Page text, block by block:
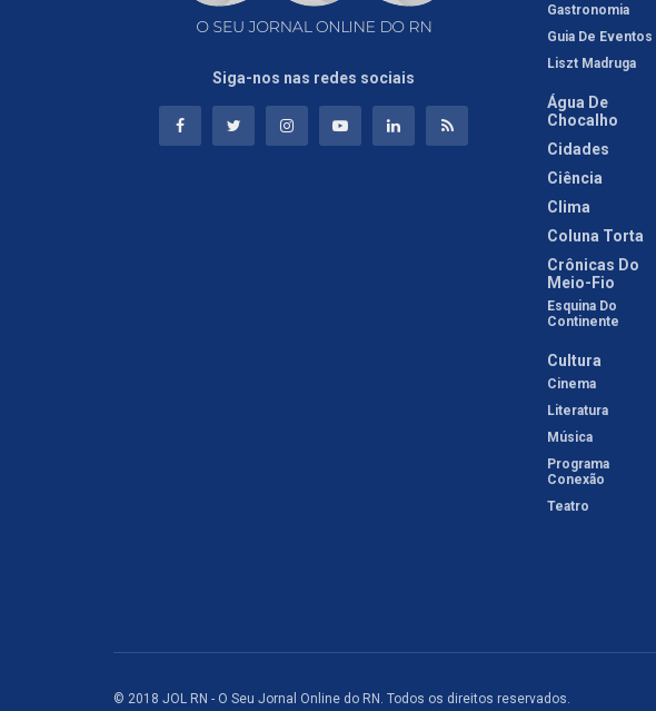
Siga-nos nas redes sociais
Gastronomia
Guia De Eventos
Liszt Madruga
Água De
Chocalho
Cidades
Ciência
Clima
Coluna Torta
Crônicas Do
Meio-Fio
Esquina Do
Continente
Cultura
Cinema
Literatura
Música
Programa
Conexão
Teatro
© 2018 JOL RN - O Seu Jornal Online do RN. Todos os direitos reservados.